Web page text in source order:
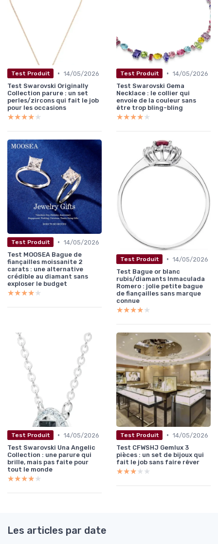
Test Produit • 14/05/2026
Test Swarovski Originally
Collection parure : un set
perles/zircons qui fait le job
pour les occasions
★★★★★
★★★★★
Test Produit • 14/05/2026
Test Swarovski Gema
Necklace : le collier qui
envoie de la couleur sans
être trop bling-bling
★★★★★
★★★★★
Test Produit • 14/05/2026
Test MOOSEA Bague de
fiançailles moissanite 2
carats : une alternative
crédible au diamant sans
exploser le budget
★★★★★
★★★★★
Test Produit • 14/05/2026
Test Bague or blanc
rubis/diamants Inmaculada
Romero : jolie petite bague
de fiançailles sans marque
connue
★★★★★
★★★★★
Test Produit • 14/05/2026
Test Swarovski Una Angelic
Collection : une parure qui
brille, mais pas faite pour
tout le monde
★★★★★
★★★★★
Test Produit • 14/05/2026
Test CFWSHJ Gemlux 3
pièces : un set de bijoux qui
fait le job sans faire rêver
★★★★★
★★★★★
Les articles par date